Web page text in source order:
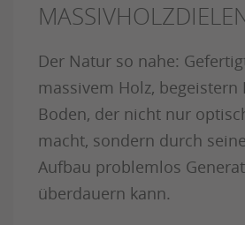
Der Natur so nahe:
massivem Holz, begeistern
Boden, der nicht nur
macht, sondern durch
Aufbau problemlos
überdauern kann.